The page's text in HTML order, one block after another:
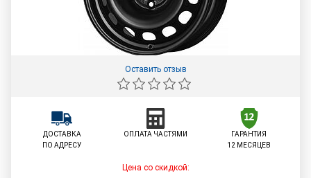
Оставить отзыв
ДОСТАВКА
ПО АДРЕСУ
ОПЛАТА ЧАСТЯМИ
ГАРАНТИЯ
12 МЕСЯЦЕВ
Цена со скидкой: